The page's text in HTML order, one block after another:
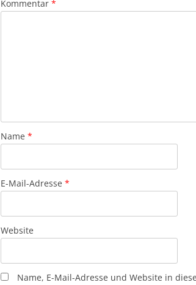
Kommentar *
Name *
E-Mail-Adresse *
Website
Name, E-Mail-Adresse und Website in